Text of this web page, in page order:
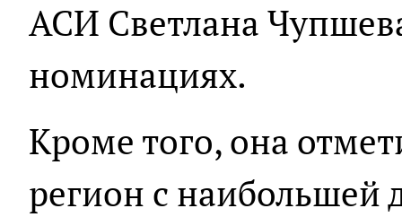
АСИ Светлана
номинациях.
Кроме того, она
регион с наибольшей